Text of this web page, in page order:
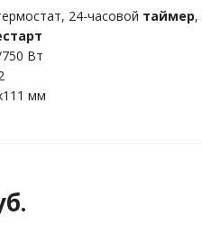
24-часовой таймер,
Вт
мм